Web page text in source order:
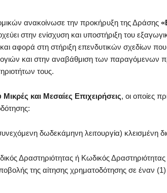
ανακοίνωσε την προκήρυξη της Δράσης
στην ενίσχυση και υποστήριξη του
αφορά στη στήριξη επενδυτικών σχεδίων
και στην αναβάθμιση των παραγόμενων
τους.
και Μεσαίες Επιχειρήσεις, οι οποίες
δωδεκάμηνη λειτουργία) κλεισμένη
Δραστηριότητας ή Κωδικός
της αίτησης χρηματοδότησης σε έναν